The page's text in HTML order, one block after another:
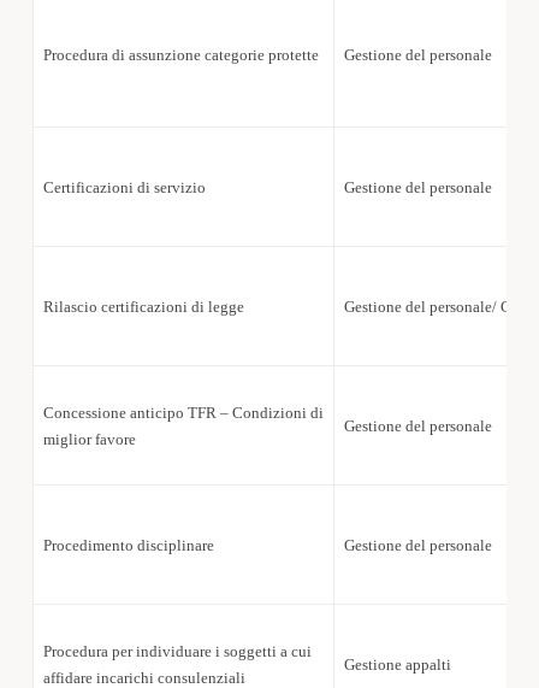
Procedura di assunzione categorie protette Gestione del personale
Certificazioni di servizio Gestione del personale
Rilascio certificazioni di legge Gestione del personale/
Concessione anticipo TFR – Condizioni di
miglior favore
Gestione del personale
Procedimento disciplinare Gestione del personale
Procedura per individuare i soggetti a cui
affidare incarichi consulenziali
Gestione appalti